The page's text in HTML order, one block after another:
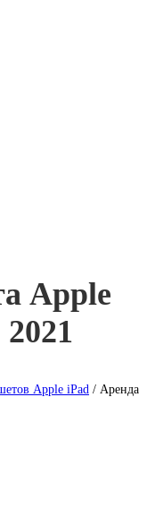
Apple
Apple iPad / Аренда